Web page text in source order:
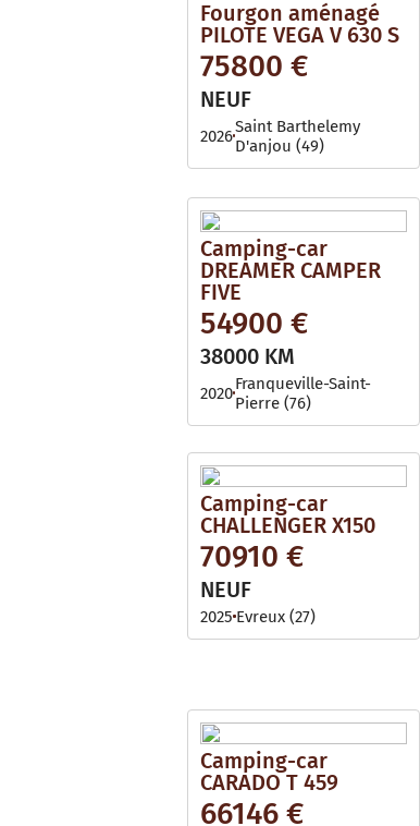
Fourgon aménagé
PILOTE VEGA V 630 S
75800 €
NEUF
2026Saint Barthelemy
D'anjou (49)
Camping-car
DREAMER CAMPER
FIVE
54900 €
38000 KM
2020Franqueville-Saint-
Pierre (76)
Camping-car
CHALLENGER X150
70910 €
NEUF
2025 Evreux (27)
Camping-car
CARADO T 459
66146 €